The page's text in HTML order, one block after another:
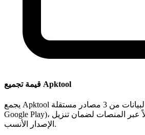
قيمة تجميع Apktool
يجمع Apktool البيانات من 3 مصادر مستقلة (APKPure, Aptoide,
Google Play)، مما يوفر تحققًا شاملاً عبر المنصات لضمان تنزيل
الإصدار الأنسب.